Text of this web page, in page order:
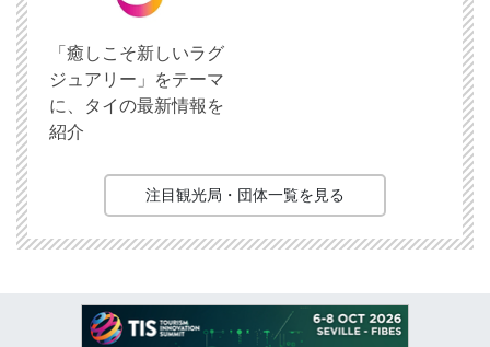
「癒しこそ新しいラグ
ジュアリー」をテーマ
に、タイの最新情報を
紹介
注目観光局・団体一覧を見る